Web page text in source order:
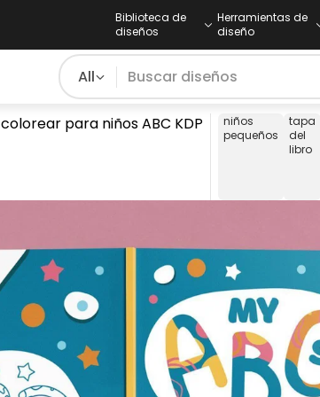
Biblioteca de
diseños
Herramientas de
diseño
All
para niños ABC KDP
niños
pequeños
tapa
del
libro